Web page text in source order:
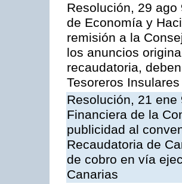
Resolución, 29
de Economía y
remisión a la
los anuncios
recaudatoria,
Tesoreros Insulares
Resolución, 21
Financiera de la
publicidad al
Recaudatoria de
de cobro en vía
Canarias